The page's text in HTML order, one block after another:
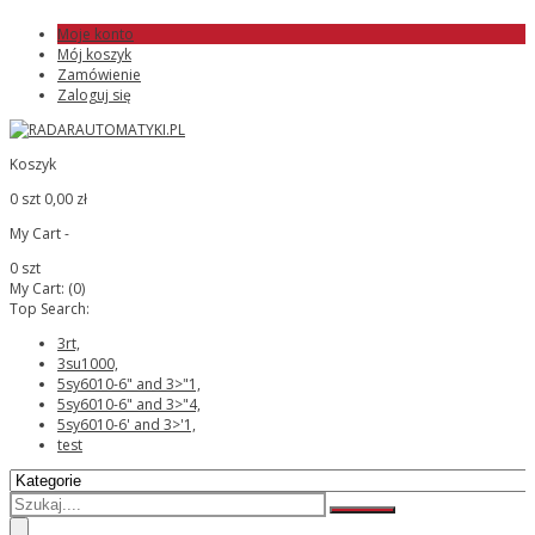
Moje konto
Mój koszyk
Zamówienie
Zaloguj się
Koszyk
0 szt 0,00 zł
My Cart -
0 szt
My Cart: (0)
Top Search:
3rt,
3su1000,
5sy6010-6" and 3>"1,
5sy6010-6" and 3>"4,
5sy6010-6' and 3>'1,
test